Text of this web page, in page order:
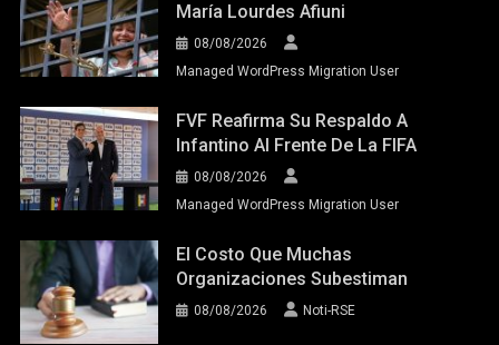
María Lourdes Afiuni
08/08/2026
Managed WordPress Migration User
FVF Reafirma Su Respaldo A
Infantino Al Frente De La FIFA
08/08/2026
Managed WordPress Migration User
El Costo Que Muchas
Organizaciones Subestiman
08/08/2026 Noti-RSE